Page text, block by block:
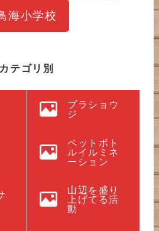
海小学校
カテゴリ別
ブラショウ
ジ
ペットボト
ルイルミネ
ーション
山辺を盛り
上げてる活
動